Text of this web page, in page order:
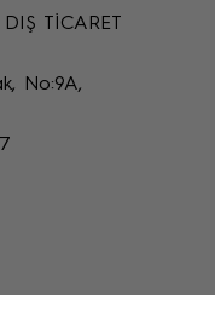
Online
Yöntemleri
TİCARET
No:9A,